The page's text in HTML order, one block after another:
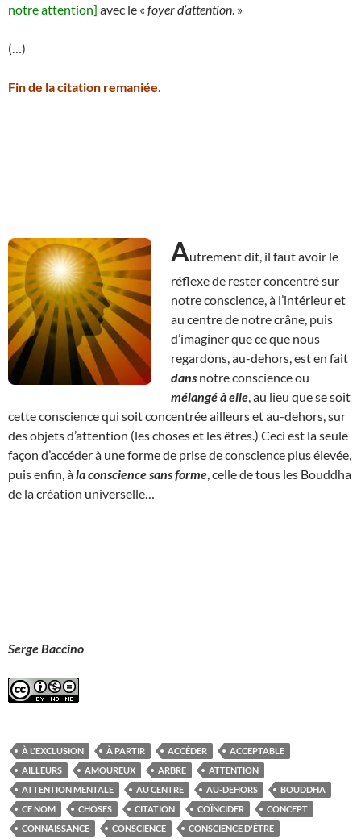
notre attention] avec le « foyer d’attention . »
(…)
Fin de la citation remaniée
Autrement dit, il faut avoir le
réflexe de rester concentré sur
notre conscience, à l’intérieur et
au centre de notre crâne, puis
d’imaginer que ce que nous
regardons, au-dehors, est en fait
dans notre conscience ou
mélangé à elle , au lieu que se soit
cette conscience qui soit concentrée ailleurs et au-dehors, sur
des objets d’attention (les choses et les êtres.) Ceci est la seule
façon d’accéder à une forme de prise de conscience plus élevée,
puis enfin, àla conscience sans forme , celle de tous les Bouddha
de la création universelle…
Serge Baccino
À L'EXCLUSION À PARTIR ACCÉDER
ACCEPTABLE
AILLEURS
AMOUREUX ARBRE
ATTENTION
ATTENTION MENTALE
AU CENTRE AU-DEHORS
BOUDDHA
CE NOM
CHOSES CITATION COÏNCIDER
CONCEPT
CONNAISSANCE
CONSCIENCE CONSCIENCE D'ÊTRE